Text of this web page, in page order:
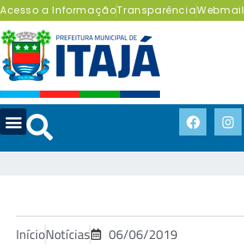
Acesso a InformaçãoTransparênciaWebmail
InícioNotícias 06/06/2019